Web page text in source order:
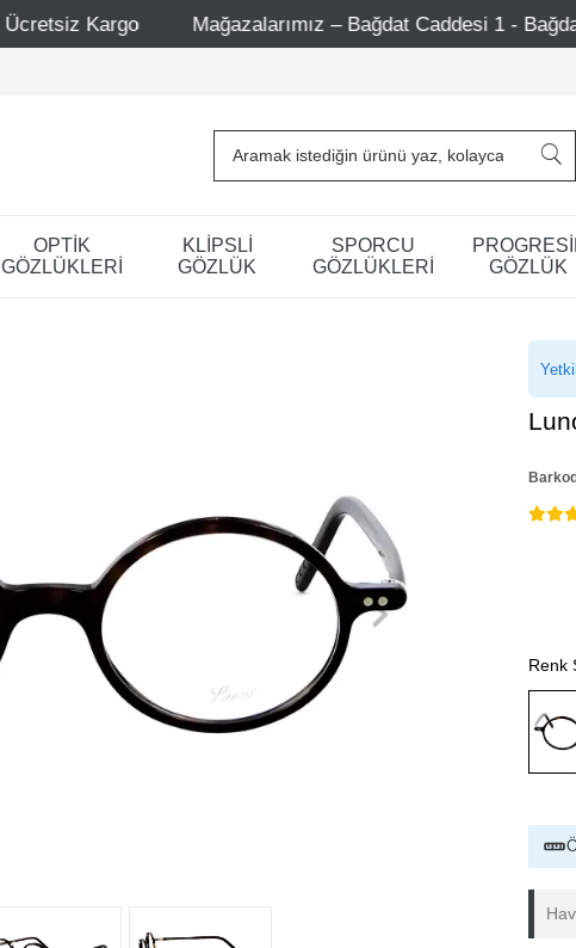
Mağazalarımız – Bağdat Caddesi 1 - Bağdat Caddesi 2 -
OPTİK
GÖZLÜKLERİ
KLİPSLİ
GÖZLÜK
SPORCU
GÖZLÜKLERİ
GÖZLÜK
Barkod
Renk